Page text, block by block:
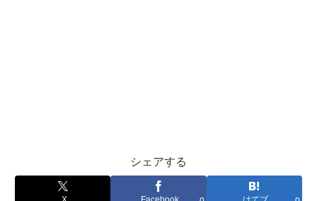
シェアする